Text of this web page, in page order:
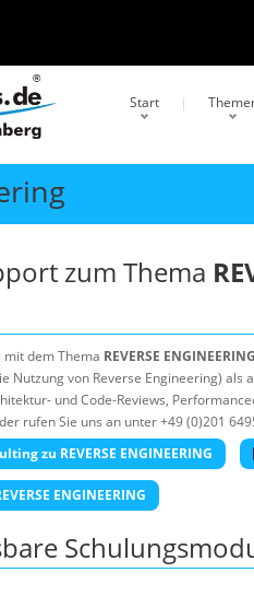
Start
zum Thema
dem Thema REVERSE ENGINEERING
Nutzung von Reverse Engineering) als
und Code-Reviews,
rufen Sie uns an unter +49 (0)201
zu REVERSE ENGINEERING
ENGINEERING